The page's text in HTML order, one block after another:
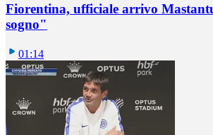
Fiorentina, ufficiale arrivo
sogno"
01:14